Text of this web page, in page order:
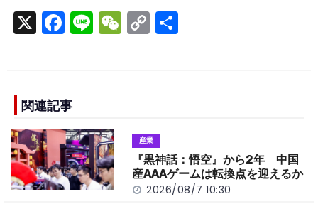
X F
a
e
b
o
o
k
Li
n
W
e
C
o
n
k
関連記事
産業
『黒神話：悟空』から2年 中国
産AAAゲームは転換点を迎えるか
2026/08/7 10:30